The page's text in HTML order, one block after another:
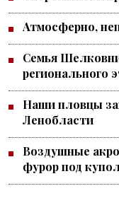
Атмосферно,
Семья
регионального
Наши пловцы
Ленобласти
Воздушные
фурор под